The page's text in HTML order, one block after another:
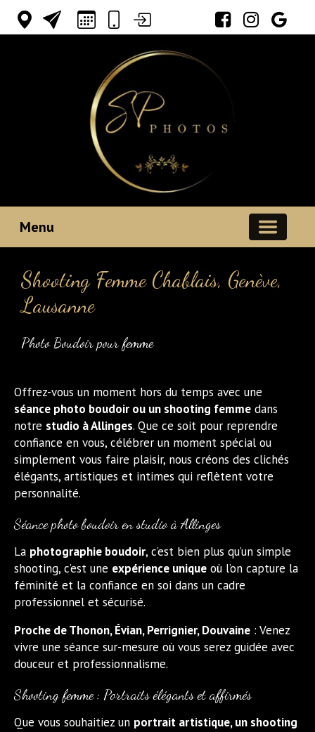
Menu
Shooting Femme Chablais, Genève,
Lausanne
Photo Boudoir pour femme
Offrez-vous un moment hors du temps avec une
séance photo boudoir ou un shooting femme dans
notre studio à Allinges. Que ce soit pour reprendre
confiance en vous, célébrer un moment spécial ou
simplement vous faire plaisir, nous créons des clichés
élégants, artistiques et intimes qui reflètent votre
personnalité.
Séance photo boudoir en studio à Allinges
La photographie boudoir, c’est bien plus qu’un simple
shooting, c’est une expérience unique où l’on capture la
féminité et la confiance en soi dans un cadre
professionnel et sécurisé.
Proche de Thonon, Évian, Perrignier, Douvaine : Venez
vivre une séance sur-mesure où vous serez guidée avec
douceur et professionnalisme.
Shooting femme: Portraits élégants et affirmés
Que vous souhaitiez un portrait artistique, un shooting